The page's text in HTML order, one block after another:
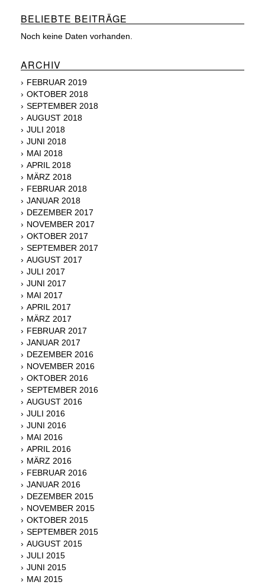
BELIEBTE BEITRÄGE
Noch keine Daten vorhanden.
ARCHIV
FEBRUAR 2019
OKTOBER 2018
SEPTEMBER 2018
AUGUST 2018
JULI 2018
JUNI 2018
MAI 2018
APRIL 2018
MÄRZ 2018
FEBRUAR 2018
JANUAR 2018
DEZEMBER 2017
NOVEMBER 2017
OKTOBER 2017
SEPTEMBER 2017
AUGUST 2017
JULI 2017
JUNI 2017
MAI 2017
APRIL 2017
MÄRZ 2017
FEBRUAR 2017
JANUAR 2017
DEZEMBER 2016
NOVEMBER 2016
OKTOBER 2016
SEPTEMBER 2016
AUGUST 2016
JULI 2016
JUNI 2016
MAI 2016
APRIL 2016
MÄRZ 2016
FEBRUAR 2016
JANUAR 2016
DEZEMBER 2015
NOVEMBER 2015
OKTOBER 2015
SEPTEMBER 2015
AUGUST 2015
JULI 2015
JUNI 2015
MAI 2015